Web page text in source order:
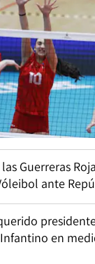
Guerreras
ante
en